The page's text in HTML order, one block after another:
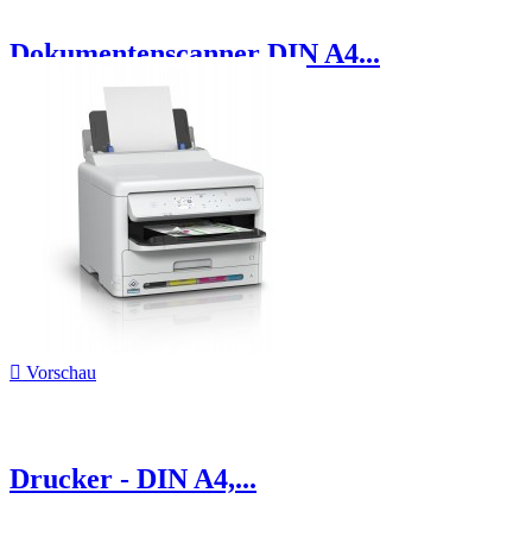
Dokumentenscanner DIN A4...
 Vorschau
Drucker - DIN A4,...